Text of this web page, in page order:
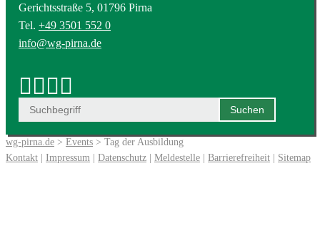
Gerichtsstraße 5, 01796 Pirna
Tel. +49 3501 552 0
info@wg-pirna.de
wg-pirna.de > Events > Tag der Ausbildung
Kontakt | Impressum | Datenschutz | Meldestelle | Barrierefreiheit | Sitemap